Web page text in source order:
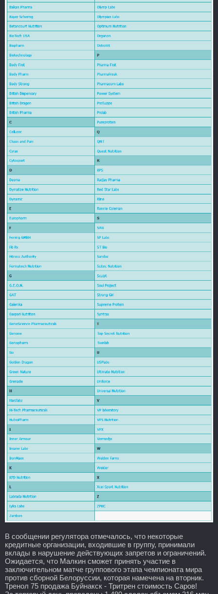
В сообщении регулятора отмечалось, что некоторые
кредитные организации, входившие в группу, принимали
вклады в нарушение действующих запретов и ограничений.
Ожидается, что Малкин сможет принять участие в
заключительном матче группового этапа чемпионата мира
против сборной Белоруссии, которая намечена на вторник.
Тренол 75 продажа Буйнакск - Тритрен стоимость Саров!